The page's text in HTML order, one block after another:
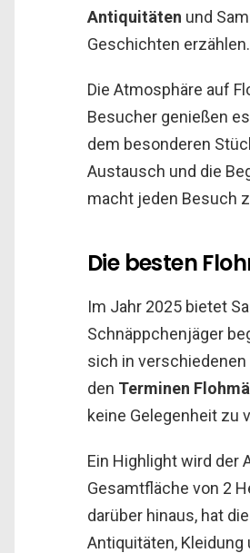
Antiquitäten und
Geschichten erzählen.
Die Atmosphäre auf
Besucher genießen
dem besonderen
Austausch und die
macht jeden Besuch
Die besten
Im Jahr 2025 bietet
Schnäppchenjäger
sich in verschiedenen
den Terminen
keine Gelegenheit zu
Ein Highlight wird der
Gesamtfläche von 2
darüber hinaus, hat
Antiquitäten,